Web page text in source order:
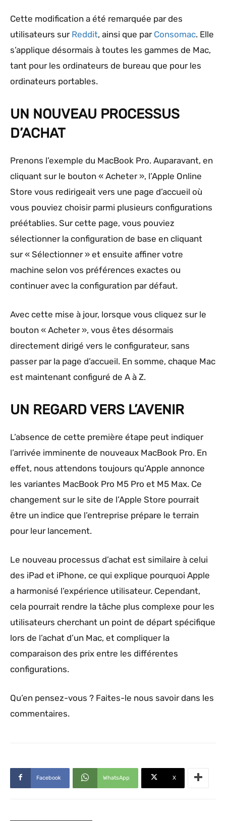
Cette modification a été remarquée par des
utilisateurs sur Reddit, ainsi que par Consomac. Elle
s’applique désormais à toutes les gammes de Mac,
tant pour les ordinateurs de bureau que pour les
ordinateurs portables.
UN NOUVEAU PROCESSUS
D’ACHAT
Prenons l’exemple du MacBook Pro. Auparavant, en
cliquant sur le bouton « Acheter », l’Apple Online
Store vous redirigeait vers une page d’accueil où
vous pouviez choisir parmi plusieurs configurations
préétablies. Sur cette page, vous pouviez
sélectionner la configuration de base en cliquant
sur « Sélectionner » et ensuite affiner votre
machine selon vos préférences exactes ou
continuer avec la configuration par défaut.
Avec cette mise à jour, lorsque vous cliquez sur le
bouton « Acheter », vous êtes désormais
directement dirigé vers le configurateur, sans
passer par la page d’accueil. En somme, chaque Mac
est maintenant configuré de A à Z.
UN REGARD VERS L’AVENIR
L’absence de cette première étape peut indiquer
l’arrivée imminente de nouveaux MacBook Pro. En
effet, nous attendons toujours qu’Apple annonce
les variantes MacBook Pro M5 Pro et M5 Max. Ce
changement sur le site de l’Apple Store pourrait
être un indice que l’entreprise prépare le terrain
pour leur lancement.
Le nouveau processus d’achat est similaire à celui
des iPad et iPhone, ce qui explique pourquoi Apple
a harmonisé l’expérience utilisateur. Cependant,
cela pourrait rendre la tâche plus complexe pour les
utilisateurs cherchant un point de départ spécifique
lors de l’achat d’un Mac, et compliquer la
comparaison des prix entre les différentes
configurations.
Qu’en pensez-vous ? Faites-le nous savoir dans les
commentaires.
Facebook WhatsApp X